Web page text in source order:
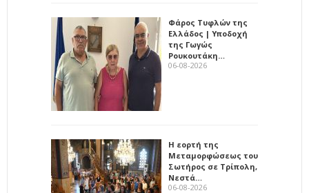
Φάρος Τυφλών της
Ελλάδος | Υποδοχή
της Γωγώς
Ρουκουτάκη…
06-08-2026
Η εορτή της
Μεταμορφώσεως του
Σωτήρος σε Τρίπολη,
Νεστά…
06-08-2026